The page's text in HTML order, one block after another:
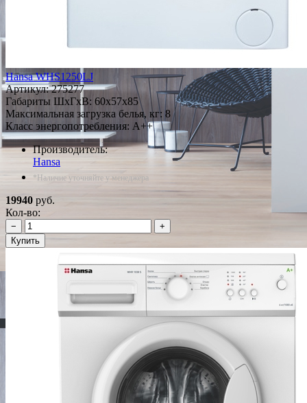
Hansa WHS1250LJ
Артикул:275277
Габариты ШxГxВ: 60x57x85
Максимальная загрузка белья, кг: 8
Класс энергопотребления: A++
Производитель:
Hansa
*Наличие уточняйте у менеджера
19940 руб.
Кол-во:
−
+
Купить